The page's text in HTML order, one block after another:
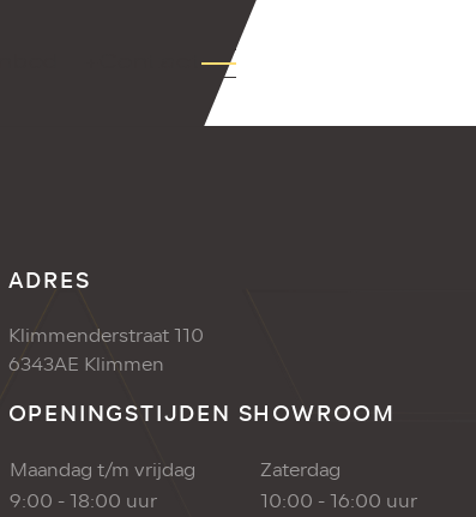
+Contact
ADRES
Klimmenderstraat 110
6343AE Klimmen
OPENINGSTIJDEN SHOWROOM
Maandag t/m vrijdag
Zaterdag
9:00 - 18:00 uur
10:00 - 16:00 uur